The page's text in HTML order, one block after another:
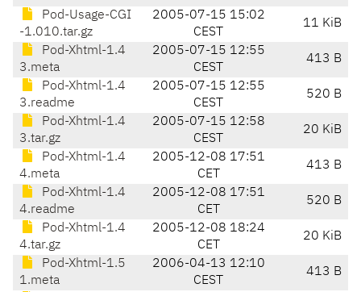
Pod-Usage-CGI
-1.010.tar.gz
2005-07-15 15:02
CEST
11 KiB
Pod-Xhtml-1.4
3.meta
2005-07-15 12:55
CEST
413 B
Pod-Xhtml-1.4
3.readme
2005-07-15 12:55
CEST
520 B
Pod-Xhtml-1.4
3.tar.gz
2005-07-15 12:58
CEST
20 KiB
Pod-Xhtml-1.4
4.meta
2005-12-08 17:51
CET
413 B
Pod-Xhtml-1.4
4.readme
2005-12-08 17:51
CET
520 B
Pod-Xhtml-1.4
4.tar.gz
2005-12-08 18:24
CET
20 KiB
Pod-Xhtml-1.5
1.meta
2006-04-13 12:10
CEST
413 B